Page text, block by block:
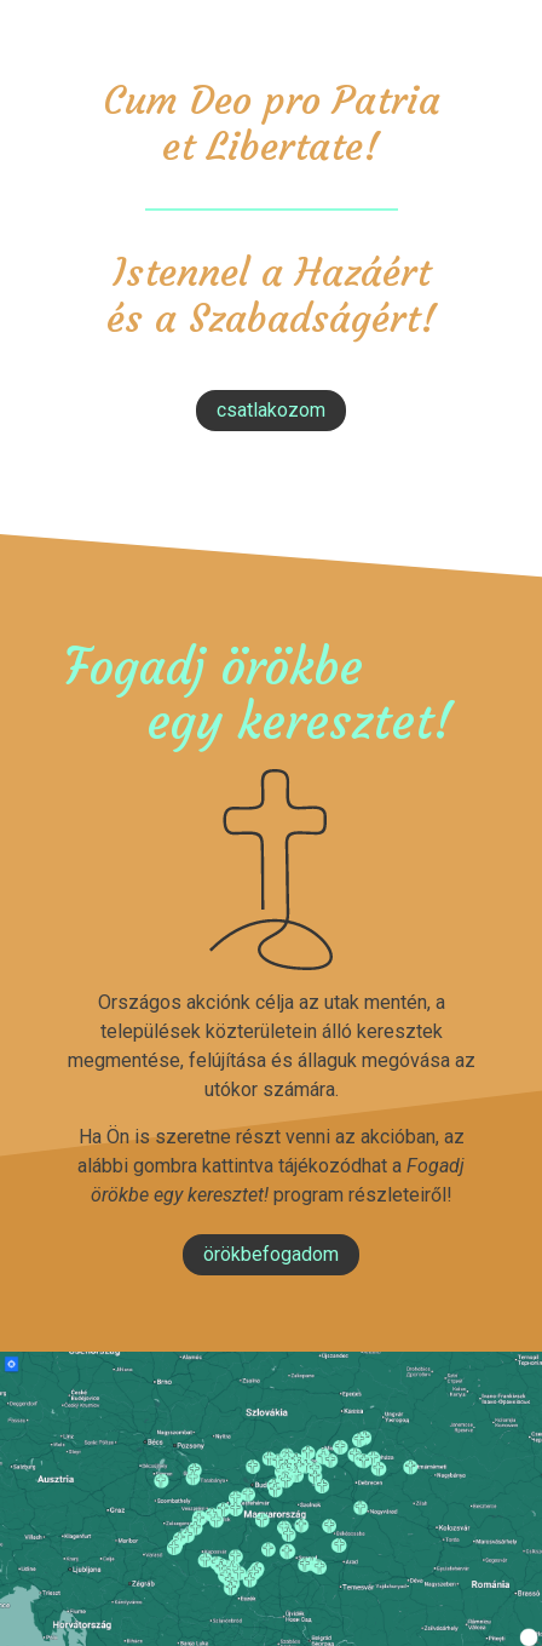
Cum Deo pro Patria
et Libertate!
Istennel a Hazáért
és a Szabadságért!
csatlakozom
Fogadj örökbe
egy keresztet!
Országos akciónk célja az utak mentén, a
települések közterületein álló keresztek
megmentése, felújítása és állaguk megóvása az
utókor számára.
Ha Ön is szeretne részt venni az akcióban, az
alábbi gombra kattintva tájékozódhat a Fogadj
örökbe egy keresztet!program részleteiről!
örökbefogadom